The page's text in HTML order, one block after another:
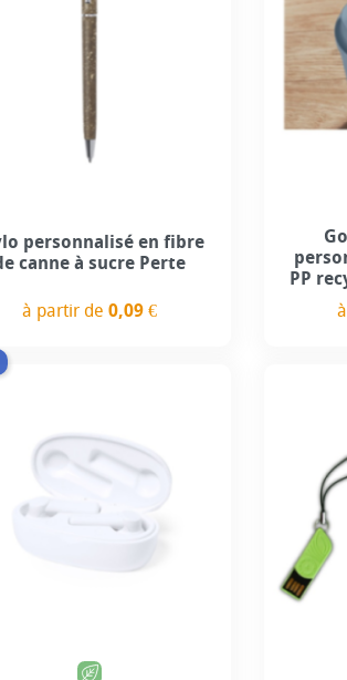
personnalisé en fibre
canne à sucre Perte
à partir de0,09 €
PP